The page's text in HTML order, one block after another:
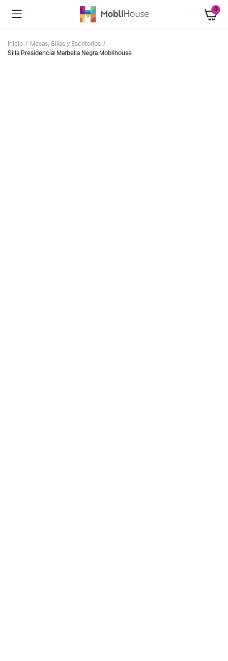
0
Inicio
Mesas, Sillas y Escritorios
Silla Presidencial Marbella Negra Moblihouse